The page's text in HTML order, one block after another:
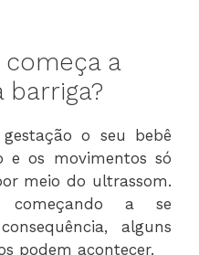
a
barriga?
o seu bebê
e os movimentos só
meio do ultrassom.
começando a se
alguns
podem acontecer.